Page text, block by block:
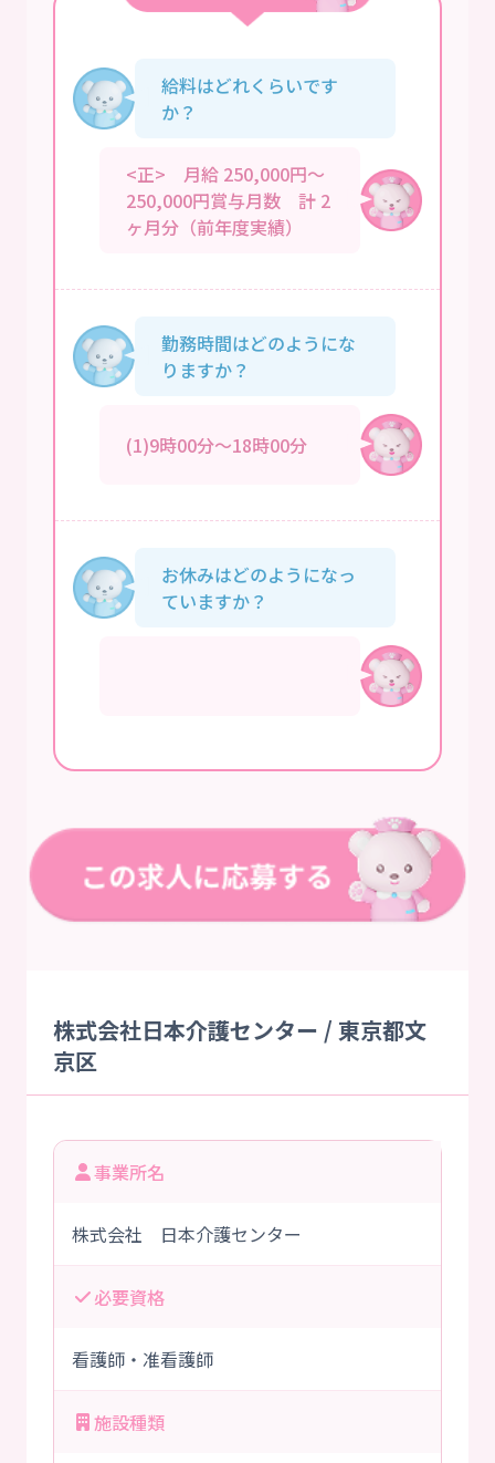
給料はどれくらいです
か？
<正> 月給 250,000円～
250,000円賞与月数 計 2
ヶ月分（前年度実績）
勤務時間はどのようにな
りますか？
(1)9時00分～18時00分
お休みはどのようになっ
ていますか？
株式会社日本介護センター / 東京都文
京区
事業所名
株式会社 日本介護センター
必要資格
看護師・准看護師
施設種類